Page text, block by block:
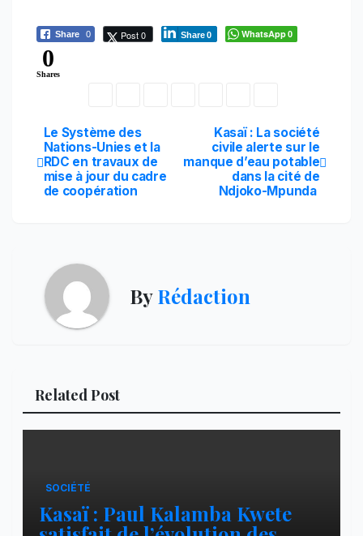
Share 0 Post 0 Share0 WhatsApp0
0
Shares
Navigation
de
l’article
Kasaï : La société
civile alerte sur le
manque d’eau potable
dans la cité de
Ndjoko-Mpunda
Le Système des
Nations-Unies et la
RDC en travaux de
mise à jour du cadre
de coopération
ByRédaction
Related Post
SOCIÉTÉ
Kasaï : Paul Kalamba Kwete